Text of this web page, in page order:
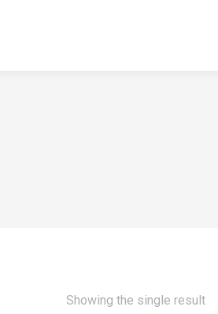
Showing the single result